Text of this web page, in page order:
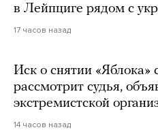
в Лейпциге рядом с
17 часов назад
Иск о снятии «Яблока»
рассмотрит судья,
экстремистской
14 часов назад